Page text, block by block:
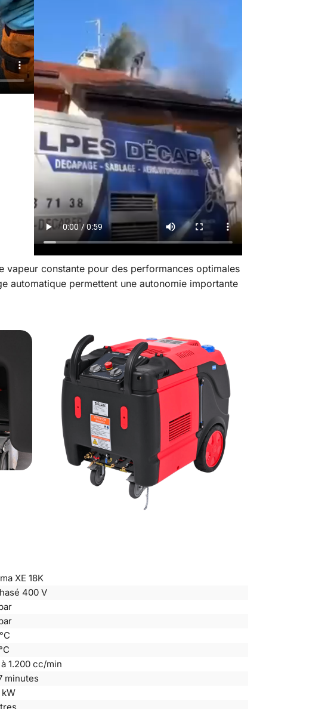
vapeur constante pour des performances optimales
automatique permettent une autonomie importante
XE 18K
400 V
1.200 cc/min
minutes
kW